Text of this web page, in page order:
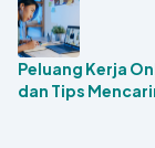
Peluang Kerja
dan Tips